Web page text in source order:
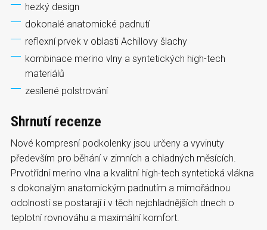
hezký design
dokonalé anatomické padnutí
reflexní prvek v oblasti Achillovy šlachy
kombinace merino vlny a syntetických high-tech
materiálů
zesílené polstrování
Shrnutí recenze
Nové kompresní podkolenky jsou určeny a vyvinuty
především pro běhání v zimních a chladných měsících.
Prvotřídní merino vlna a kvalitní high-tech syntetická vlákna
s dokonalým anatomickým padnutím a mimořádnou
odolností se postarají i v těch nejchladnějších dnech o
teplotní rovnováhu a maximální komfort.